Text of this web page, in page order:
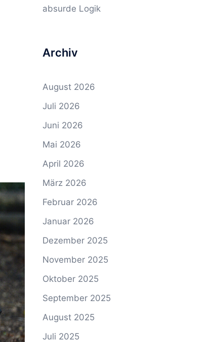
absurde Logik
Archiv
August 2026
Juli 2026
Juni 2026
Mai 2026
April 2026
März 2026
Februar 2026
Januar 2026
Dezember 2025
November 2025
Oktober 2025
September 2025
August 2025
Juli 2025